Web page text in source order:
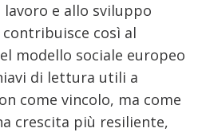
e allo sviluppo
così al
modello sociale europeo
di lettura utili a
come vincolo, ma come
crescita più resiliente,